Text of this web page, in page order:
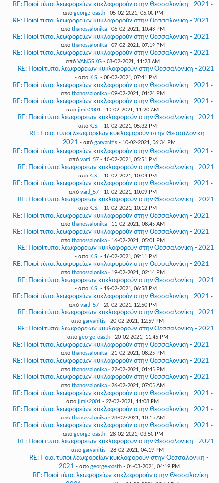
RE: Ποιοί τύποι λεωφορείων κυκλοφορούν στην Θεσσαλονίκη - 2021 -
από george-oasth- 05-02-2021, 05:00 PM
RE: Ποιοί τύποι λεωφορείων κυκλοφορούν στην Θεσσαλονίκη - 2021 -
από thanossalonika - 06-02-2021, 10:43 PM
RE: Ποιοί τύποι λεωφορείων κυκλοφορούν στην Θεσσαλονίκη - 2021 -
από thanossalonika - 07-02-2021, 07:19 PM
RE: Ποιοί τύποι λεωφορείων κυκλοφορούν στην Θεσσαλονίκη - 2021 -
από VANGSKG- 08-02-2021, 11:23 AM
RE: Ποιοί τύποι λεωφορείων κυκλοφορούν στην Θεσσαλονίκη - 2021
- από K.S. - 08-02-2021, 07:41 PM
RE: Ποιοί τύποι λεωφορείων κυκλοφορούν στην Θεσσαλονίκη - 2021 -
από thanossalonika - 09-02-2021, 01:24 PM
RE: Ποιοί τύποι λεωφορείων κυκλοφορούν στην Θεσσαλονίκη - 2021 -
από jimis2001 - 10-02-2021, 11:20 AM
RE: Ποιοί τύποι λεωφορείων κυκλοφορούν στην Θεσσαλονίκη - 2021
- από K.S. - 10-02-2021, 05:32 PM
RE: Ποιοί τύποι λεωφορείων κυκλοφορούν στην Θεσσαλονίκη -
2021 - από garvanitis - 10-02-2021, 06:34 PM
RE: Ποιοί τύποι λεωφορείων κυκλοφορούν στην Θεσσαλονίκη - 2021 -
από vard_57- 10-02-2021, 05:51 PM
RE: Ποιοί τύποι λεωφορείων κυκλοφορούν στην Θεσσαλονίκη - 2021
- από K.S. - 10-02-2021, 10:04 PM
RE: Ποιοί τύποι λεωφορείων κυκλοφορούν στην Θεσσαλονίκη - 2021 -
από vard_57- 10-02-2021, 10:09 PM
RE: Ποιοί τύποι λεωφορείων κυκλοφορούν στην Θεσσαλονίκη - 2021
- από K.S. - 10-02-2021, 10:12 PM
RE: Ποιοί τύποι λεωφορείων κυκλοφορούν στην Θεσσαλονίκη - 2021 -
από thanossalonika - 11-02-2021, 08:45 AM
RE: Ποιοί τύποι λεωφορείων κυκλοφορούν στην Θεσσαλονίκη - 2021 -
από thanossalonika - 16-02-2021, 05:01 PM
RE: Ποιοί τύποι λεωφορείων κυκλοφορούν στην Θεσσαλονίκη - 2021
- από K.S. - 16-02-2021, 09:11 PM
RE: Ποιοί τύποι λεωφορείων κυκλοφορούν στην Θεσσαλονίκη - 2021 -
από thanossalonika - 19-02-2021, 02:14 PM
RE: Ποιοί τύποι λεωφορείων κυκλοφορούν στην Θεσσαλονίκη - 2021
- από K.S. - 19-02-2021, 06:58 PM
RE: Ποιοί τύποι λεωφορείων κυκλοφορούν στην Θεσσαλονίκη - 2021 -
από vard_57- 20-02-2021, 12:50 PM
RE: Ποιοί τύποι λεωφορείων κυκλοφορούν στην Θεσσαλονίκη - 2021
- από garvanitis - 20-02-2021, 12:59 PM
RE: Ποιοί τύποι λεωφορείων κυκλοφορούν στην Θεσσαλονίκη - 2021
- από george-oasth- 20-02-2021, 11:45 PM
RE: Ποιοί τύποι λεωφορείων κυκλοφορούν στην Θεσσαλονίκη - 2021 -
από thanossalonika - 21-02-2021, 08:25 PM
RE: Ποιοί τύποι λεωφορείων κυκλοφορούν στην Θεσσαλονίκη - 2021 -
από thanossalonika - 22-02-2021, 01:45 PM
RE: Ποιοί τύποι λεωφορείων κυκλοφορούν στην Θεσσαλονίκη - 2021 -
από thanossalonika - 26-02-2021, 07:05 AM
RE: Ποιοί τύποι λεωφορείων κυκλοφορούν στην Θεσσαλονίκη - 2021 -
από jimis2001 - 27-02-2021, 11:08 PM
RE: Ποιοί τύποι λεωφορείων κυκλοφορούν στην Θεσσαλονίκη - 2021 -
από thanossalonika - 28-02-2021, 10:15 AM
RE: Ποιοί τύποι λεωφορείων κυκλοφορούν στην Θεσσαλονίκη - 2021 -
από george-oasth- 28-02-2021, 03:50 PM
RE: Ποιοί τύποι λεωφορείων κυκλοφορούν στην Θεσσαλονίκη - 2021
- από garvanitis - 28-02-2021, 04:19 PM
RE: Ποιοί τύποι λεωφορείων κυκλοφορούν στην Θεσσαλονίκη -
2021 - από george-oasth- 01-03-2021, 04:19 PM
RE: Ποιοί τύποι λεωφορείων κυκλοφορούν στην Θεσσαλονίκη -